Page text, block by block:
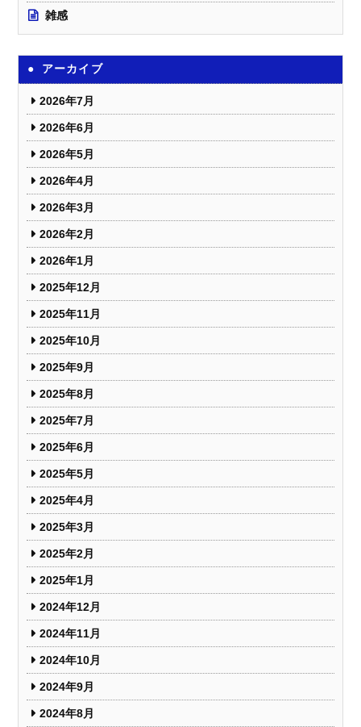
雑感
アーカイブ
2026年7月
2026年6月
2026年5月
2026年4月
2026年3月
2026年2月
2026年1月
2025年12月
2025年11月
2025年10月
2025年9月
2025年8月
2025年7月
2025年6月
2025年5月
2025年4月
2025年3月
2025年2月
2025年1月
2024年12月
2024年11月
2024年10月
2024年9月
2024年8月